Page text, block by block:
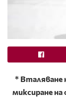
* Вталяване
миксиране